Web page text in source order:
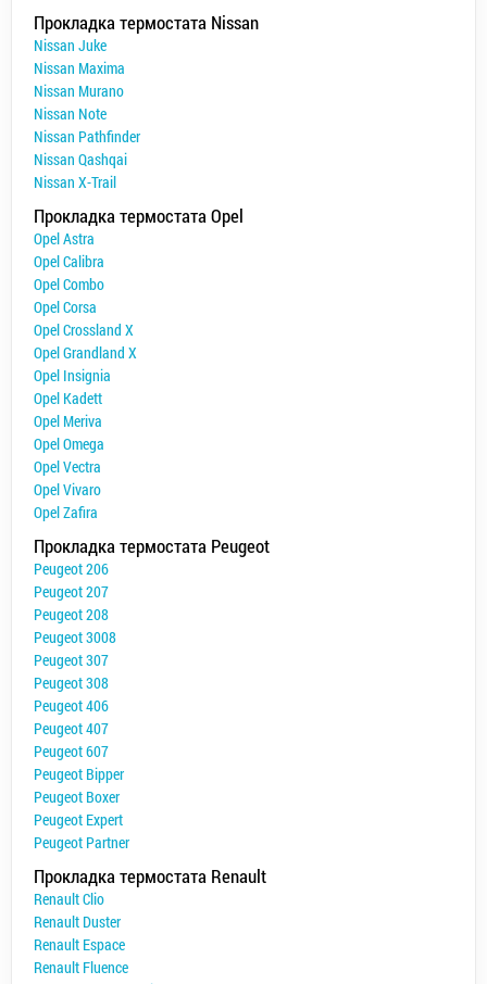
Прокладка термостата Nissan
Nissan Juke
Nissan Maxima
Nissan Murano
Nissan Note
Nissan Pathfinder
Nissan Qashqai
Nissan X-Trail
Прокладка термостата Opel
Opel Astra
Opel Calibra
Opel Combo
Opel Corsa
Opel Crossland X
Opel Grandland X
Opel Insignia
Opel Kadett
Opel Meriva
Opel Omega
Opel Vectra
Opel Vivaro
Opel Zafira
Прокладка термостата Peugeot
Peugeot 206
Peugeot 207
Peugeot 208
Peugeot 3008
Peugeot 307
Peugeot 308
Peugeot 406
Peugeot 407
Peugeot 607
Peugeot Bipper
Peugeot Boxer
Peugeot Expert
Peugeot Partner
Прокладка термостата Renault
Renault Clio
Renault Duster
Renault Espace
Renault Fluence